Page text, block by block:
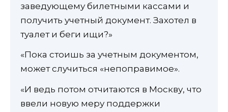
заведующему билетными кассами и
получить учетный документ. Захотел в
туалет и беги ищи?»
«Пока стоишь за учетным документом,
может случиться «непоправимое».
«И ведь потом отчитаются в Москву, что
ввели новую меру поддержки